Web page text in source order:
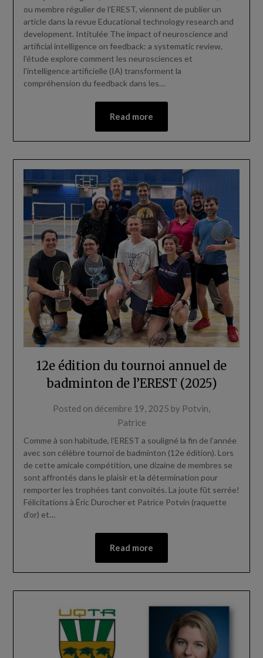
ou membre régulier de l’EREST, viennent de publier un
article dans la revue Educational technology research and
development. Intitulée The impact of neuroscience and
artificial intelligence on feedback: a systematic review,
l’étude explore comment les neurosciences et
l’intelligence artificielle (IA) transforment la
compréhension du feedback dans les…
Read more
12e édition du tournoi annuel de
badminton de l’EREST (2025)
Posted on décembre 19, 2025 by Potvin,
Patrice
Comme à son habitude, l’EREST a souligné la fin de l’année
avec son célèbre tournoi de badminton (12e édition). Lors
de cette amicale compétition, une dizaine de membres se
sont affrontés dans le plaisir et la détermination pour
remporter les trophées tant convoités. La joute fût serrée!
Félicitations à Éric Durocher et Patrice Potvin (raquette
d’or) et…
Read more